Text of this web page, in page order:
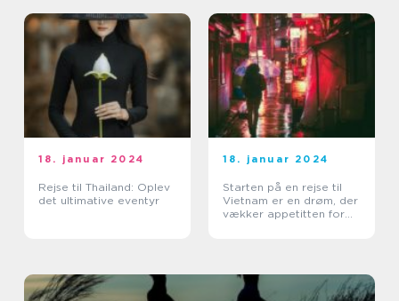
18. januar 2024
Rejse til Thailand: Oplev
det ultimative eventyr
18. januar 2024
Starten på en rejse til
Vietnam er en drøm, der
vækker appetitten for